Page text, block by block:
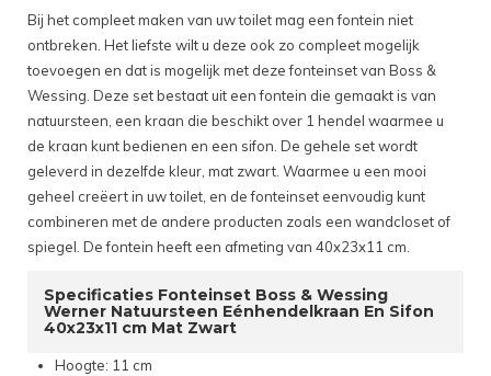
Bij het compleet maken van uw toilet mag een fontein niet
ontbreken. Het liefste wilt u deze ook zo compleet mogelijk
toevoegen en dat is mogelijk met deze fonteinset van Boss &
Wessing. Deze set bestaat uit een fontein die gemaakt is van
natuursteen, een kraan die beschikt over 1 hendel waarmee u
de kraan kunt bedienen en een sifon. De gehele set wordt
geleverd in dezelfde kleur, mat zwart. Waarmee u een mooi
geheel creëert in uw toilet, en de fonteinset eenvoudig kunt
combineren met de andere producten zoals een wandcloset of
spiegel. De fontein heeft een afmeting van 40x23x11 cm.
Specificaties Fonteinset Boss & Wessing
Werner Natuursteen Eénhendelkraan En Sifon
40x23x11 cm Mat Zwart
Hoogte: 11 cm